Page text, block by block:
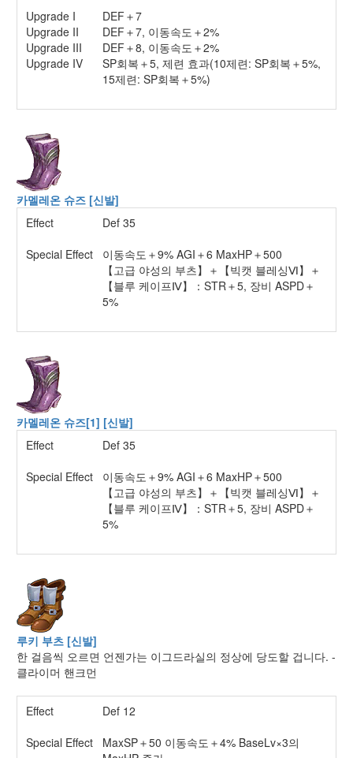
Upgrade I
DEF＋7
Upgrade II
DEF＋7, 이동속도＋2%
Upgrade III
DEF＋8, 이동속도＋2%
Upgrade IV
SP회복＋5, 제련 효과(10제련: SP회복＋5%,
15제련: SP회복＋5%)
카멜레온 슈즈 [신발]
Effect
Def 35
Special Effect
이동속도＋9% AGI＋6 MaxHP＋500
【고급 야성의 부츠】＋【빅캣 블레싱Ⅵ】＋
【블루 케이프Ⅳ】：STR＋5, 장비 ASPD＋
5%
카멜레온 슈즈[1] [신발]
Effect
Def 35
Special Effect
이동속도＋9% AGI＋6 MaxHP＋500
【고급 야성의 부츠】＋【빅캣 블레싱Ⅵ】＋
【블루 케이프Ⅳ】：STR＋5, 장비 ASPD＋
5%
루키 부츠 [신발]
한 걸음씩 오르면 언젠가는 이그드라실의 정상에 당도할 겁니다. -
클라이머 핸크먼
Effect
Def 12
Special Effect
MaxSP＋50 이동속도＋4% BaseLv×3의